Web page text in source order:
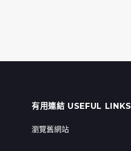
有用連結 USEFUL LINKS
瀏覽舊網站